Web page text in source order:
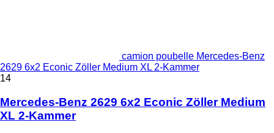
camion poubelle Mercedes-Benz
2629 6x2 Econic Zöller Medium XL 2-Kammer
14
Mercedes-Benz 2629 6x2 Econic Zöller Medium
XL 2-Kammer